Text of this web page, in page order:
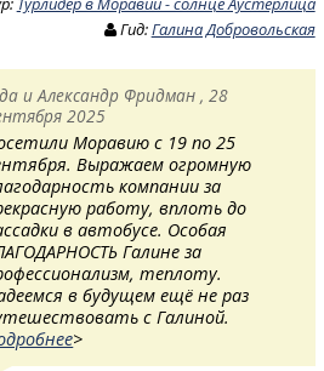
Гид:Галина Добровольская
и Александр Фридман , 28
2025
Моравию с 19 по 25
Выражаем огромную
компании за
работу, вплоть до
в автобусе. Особая
Галине за
теплоту.
в будущем ещё не раз
с Галиной.
>